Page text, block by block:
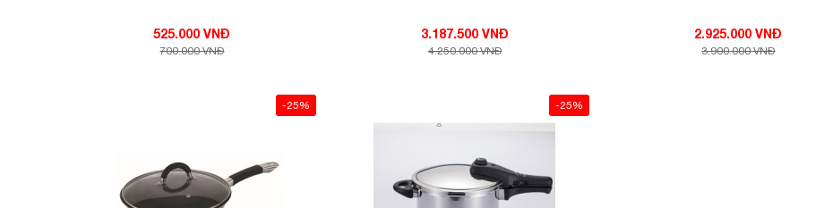
Bộ nồi có tay cầm mềm mại và đặc biệt tinh tế, sẽ tôn lên vẻ đẹp sang trọng cho căn bếp của bạn. Quai được thiết kế cách nhiệt,
Vung bằng thủy tinh chịu lực, chịu nhiệt trong suốt, giúp quan sát thức ăn dễ dàng trong quá trình đun nấu, giữ nhiệt tốt, có lỗ
thoát hơi chống đọng hơi nước hiệu quả.
525.000 VNĐ
700.000 VNĐ
3.187.500 VNĐ
4.250.000 VNĐ
2.925.000 VNĐ
3.900.000 VNĐ
-25% -25%